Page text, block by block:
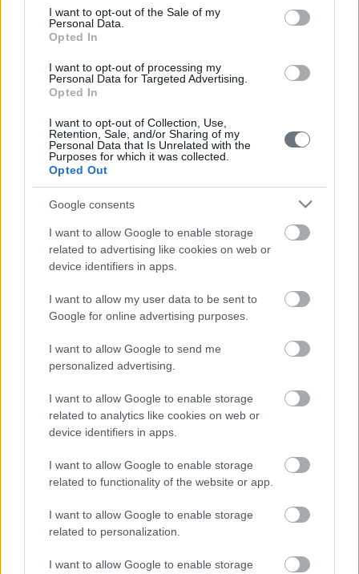
consent section.
I want to opt-out of the Sale of my
Personal Data.
Opted In
I want to opt-out of processing my
Personal Data for Targeted Advertising.
Opted In
I want to opt-out of Collection, Use,
Retention, Sale, and/or Sharing of my
Personal Data that Is Unrelated with the
Purposes for which it was collected.
Opted Out
Google consents
I want to allow Google to enable storage
related to advertising like cookies on web or
device identifiers in apps.
I want to allow my user data to be sent to
Google for online advertising purposes.
I want to allow Google to send me
personalized advertising.
I want to allow Google to enable storage
related to analytics like cookies on web or
device identifiers in apps.
I want to allow Google to enable storage
related to functionality of the website or app.
I want to allow Google to enable storage
related to personalization.
I want to allow Google to enable storage
ΕΛΕΥΣΙΝΑ